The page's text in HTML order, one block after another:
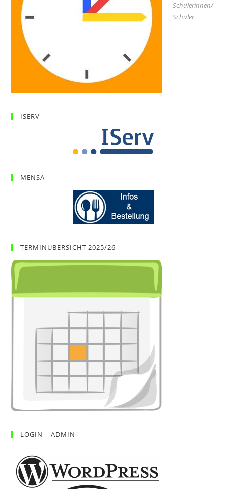
Schülerinnen/
Schüler
ISERV
MENSA
TERMINÜBERSICHT 2025/26
LOGIN – ADMIN